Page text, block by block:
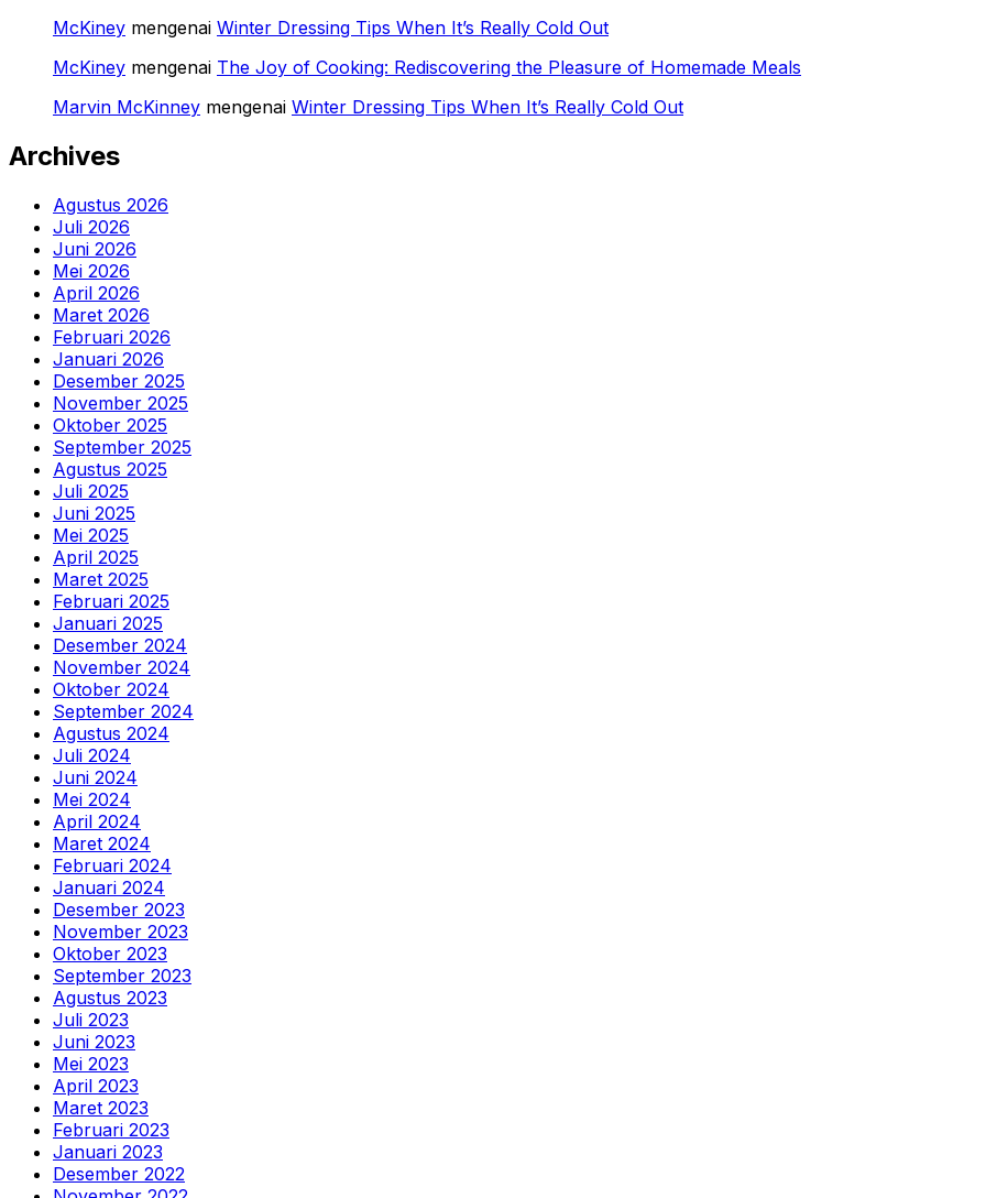
McKiney mengenai Winter Dressing Tips When It’s Really Cold Out
McKiney mengenai The Joy of Cooking: Rediscovering the Pleasure of Homemade Meals
Marvin McKinney mengenai Winter Dressing Tips When It’s Really Cold Out
Archives
Agustus 2026
Juli 2026
Juni 2026
Mei 2026
April 2026
Maret 2026
Februari 2026
Januari 2026
Desember 2025
November 2025
Oktober 2025
September 2025
Agustus 2025
Juli 2025
Juni 2025
Mei 2025
April 2025
Maret 2025
Februari 2025
Januari 2025
Desember 2024
November 2024
Oktober 2024
September 2024
Agustus 2024
Juli 2024
Juni 2024
Mei 2024
April 2024
Maret 2024
Februari 2024
Januari 2024
Desember 2023
November 2023
Oktober 2023
September 2023
Agustus 2023
Juli 2023
Juni 2023
Mei 2023
April 2023
Maret 2023
Februari 2023
Januari 2023
Desember 2022